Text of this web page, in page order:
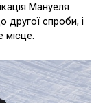
Мануеля
спроби, і
місце.